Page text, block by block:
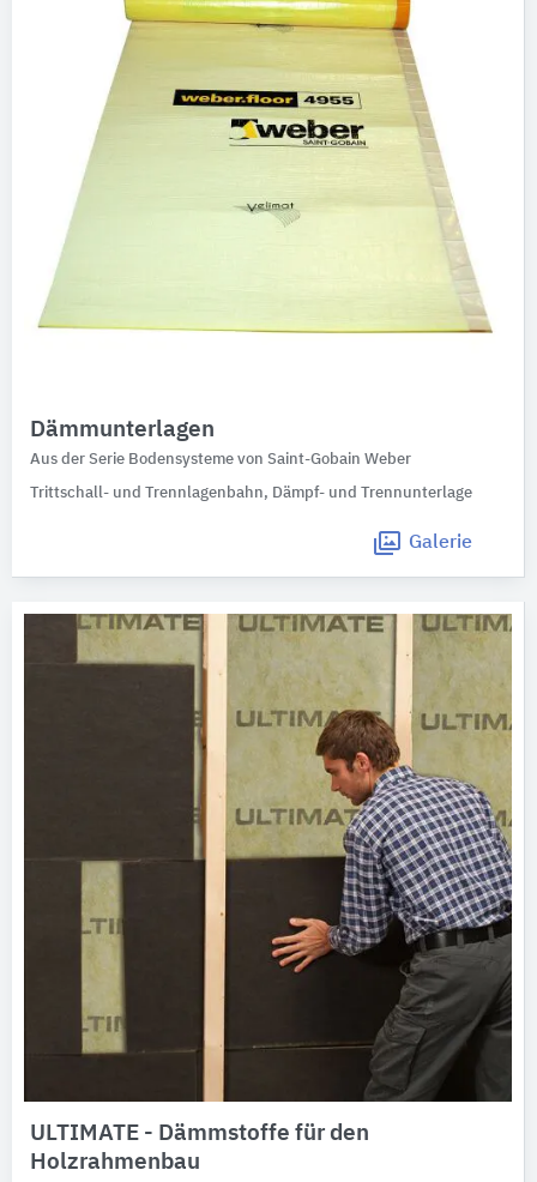
Dämmunterlagen
Aus der Serie Bodensysteme von Saint-Gobain Weber
Trittschall- und Trennlagenbahn, Dämpf- und Trennunterlage
Galerie
ULTIMATE - Dämmstoffe für den
Holzrahmenbau